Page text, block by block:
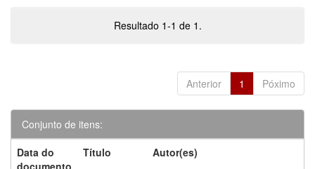
Resultado 1-1 de 1.
Anterior 1 Póximo
Conjunto de itens:
Data do
documento
Título Autor(es)